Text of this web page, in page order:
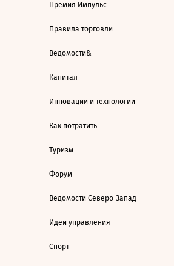
Премия Импульс
Правила торговли
Ведомости&
Капитал
Инновации и технологии
Как потратить
Туризм
Форум
Ведомости Северо-Запад
Идеи управления
Спорт